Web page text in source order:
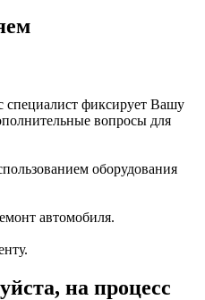
специалист фиксирует Вашу
вопросы для
оборудования
автомобиля.
на процесс